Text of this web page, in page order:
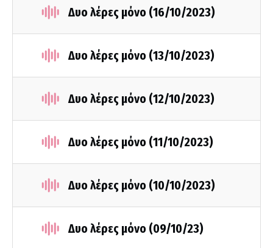
Δυο λέρες μόνο (16/10/2023)
Δυο λέρες μόνο (13/10/2023)
Δυο λέρες μόνο (12/10/2023)
Δυο λέρες μόνο (11/10/2023)
Δυο λέρες μόνο (10/10/2023)
Δυο λέρες μόνο (09/10/23)